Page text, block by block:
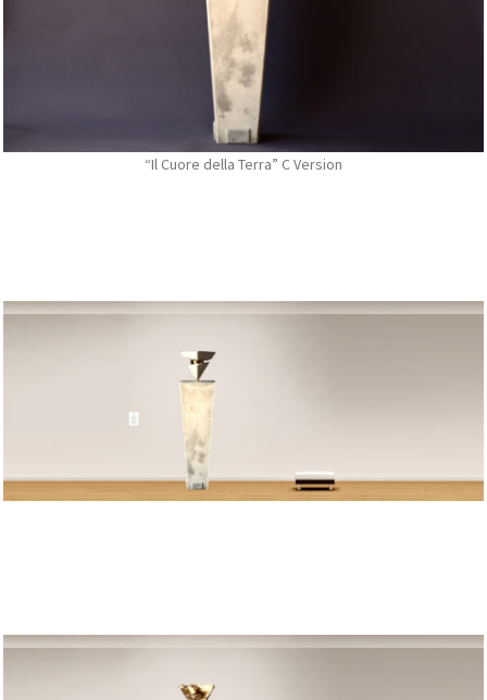
“Il Cuore della Terra” C Version